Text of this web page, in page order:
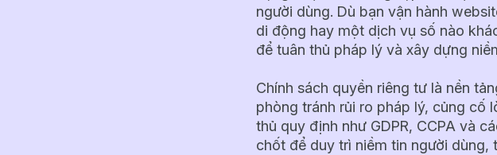
người dùng. Dù bạn vận hành
di động hay một dịch vụ số nào
để tuân thủ pháp lý và xây dựng
Chính sách quyền riêng tư là nền
phòng tránh rủi ro pháp lý, củng cố
thủ quy định như GDPR, CCPA và
chốt để duy trì niềm tin người dùng,